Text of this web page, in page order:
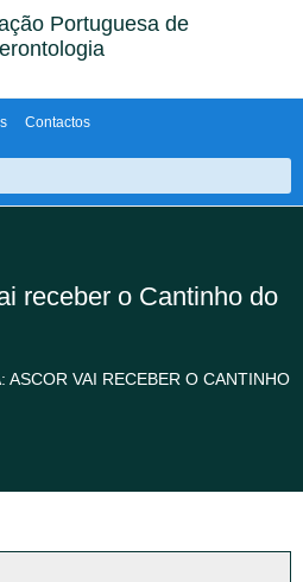
Portuguesa de
Contactos
receber o Cantinho do
ASCOR VAI RECEBER O CANTINHO